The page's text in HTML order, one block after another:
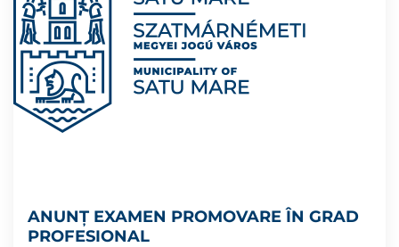
ANUNȚ EXAMEN PROMOVARE ÎN GRAD
PROFESIONAL